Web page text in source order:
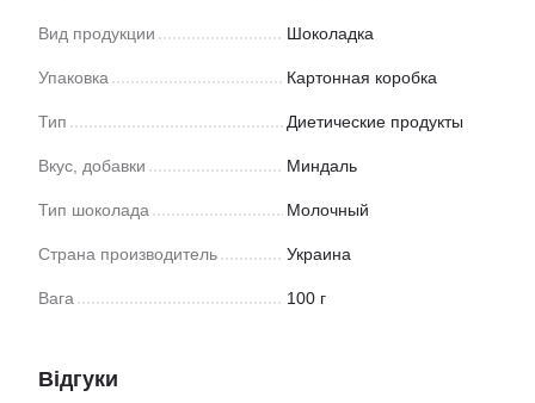
Вид продукции Шоколадка
Упаковка Картонная коробка
Тип Диетические продукты
Вкус, добавки Миндаль
Тип шоколада Молочный
Страна производитель Украина
Вага 100 г
Відгуки